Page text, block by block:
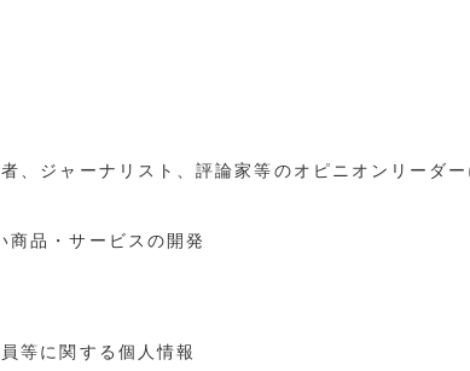
、ジャーナリスト、評論家等のオピニオンリーダ
品・サービスの開発
等に関する個人情報